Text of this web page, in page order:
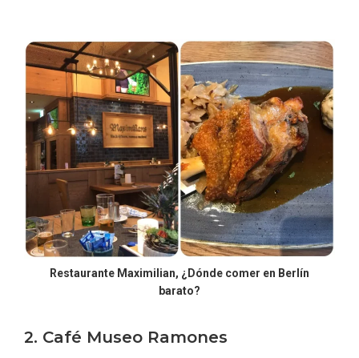
Restaurante Maximilian, ¿Dónde comer en Berlín
barato?
2. Café Museo Ramones